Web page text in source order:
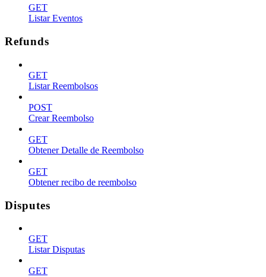
GET
Listar Eventos
Refunds
GET
Listar Reembolsos
POST
Crear Reembolso
GET
Obtener Detalle de Reembolso
GET
Obtener recibo de reembolso
Disputes
GET
Listar Disputas
GET